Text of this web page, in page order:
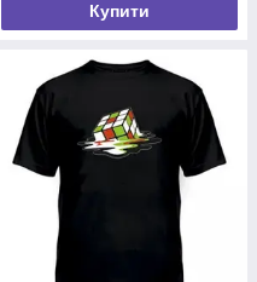
Купити